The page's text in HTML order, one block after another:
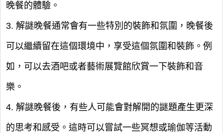
晚餐的體驗。
3. 解謎晚餐通常會有一些特別的裝飾和氛圍，晚餐後
可以繼續留在這個環境中，享受這個氛圍和裝飾。例
如，可以去酒吧或者藝術展覽館欣賞一下裝飾和音
樂。
4. 解謎晚餐後，有些人可能會對解開的謎題產生更深
的思考和感受。這時可以嘗試一些冥想或瑜伽等活動